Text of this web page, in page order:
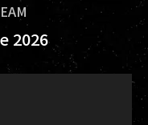
2026